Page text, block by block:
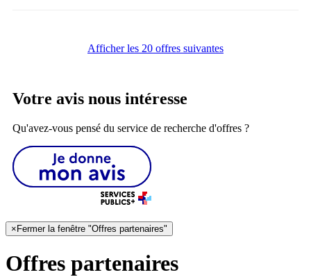
Afficher les 20 offres suivantes
Votre avis nous intéresse
Qu'avez-vous pensé du service de recherche d'offres ?
× Fermer la fenêtre "Offres partenaires"
Offres partenaires